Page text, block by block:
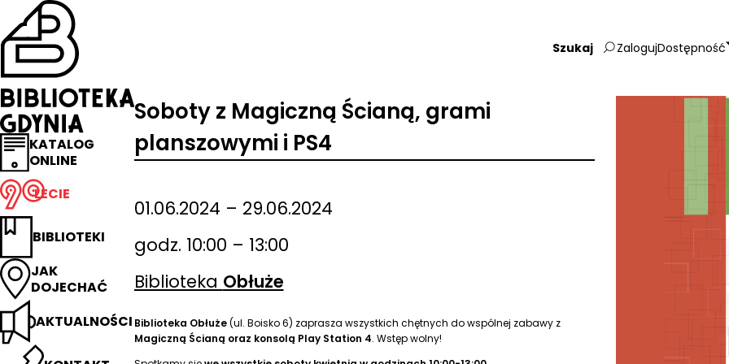
Przejdź
na
stronę
główną
Biblioteka
Gdynia
KATALOG
ONLINE
LECIE
BIBLIOTEKI
JAK
DOJECHAĆ
AKTUALNOŚCI
Wpisz
frazę:
ZalogujDostępność
Soboty z Magiczną Ścianą, grami
planszowymi i PS4
01.06.2024 – 29.06.2024
godz. 10:00 – 13:00
Biblioteka Obłuże
Biblioteka Obłuże(ul. Boisko 6) zaprasza wszystkich chętnych do wspólnej zabawy z
Magiczną Ścianą oraz konsolą Play Station 4. Wstęp wolny!